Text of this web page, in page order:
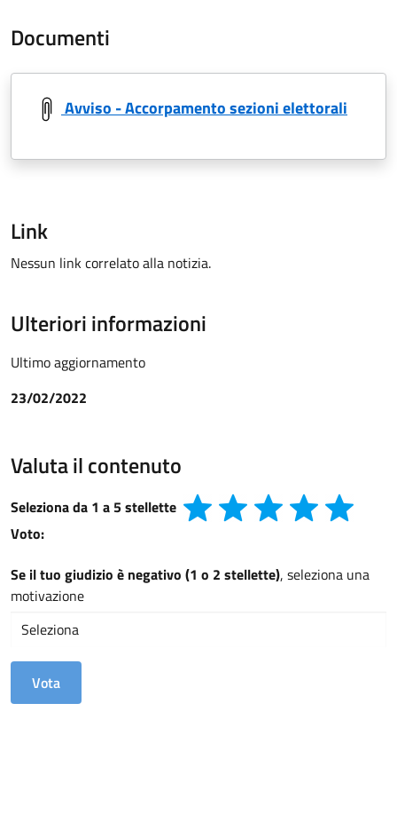
Documenti
Avviso - Accorpamento sezioni elettorali
Link
Nessun link correlato alla notizia.
Ulteriori informazioni
Ultimo aggiornamento
23/02/2022
Valuta il contenuto
Seleziona da 1 a 5 stellette
Voto:
Se il tuo giudizio è negativo (1 o 2 stellette), seleziona una
motivazione